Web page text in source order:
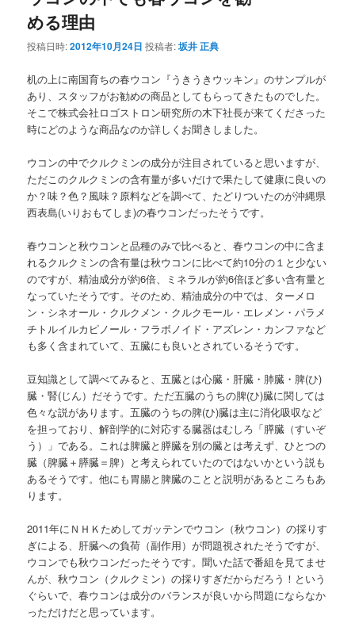
ゲ
ー
シ
ン
める理由
投稿日時:2012年10月24日 投稿者:坂井 正典
机の上に南国育ちの春ウコン『うきうきウッキン』のサンプルが
あり、スタッフがお勧めの商品としてもらってきたものでした。
そこで株式会社ロゴストロン研究所の木下社長が来てくださった
時にどのような商品なのか詳しくお聞きしました。
ウコンの中でクルクミンの成分が注目されていると思いますが、
ただこのクルクミンの含有量が多いだけで果たして健康に良いの
か？味？色？風味？原料などを調べて、たどりついたのが沖縄県
西表島(いりおもてしま)の春ウコンだったそうです。
春ウコンと秋ウコンと品種のみで比べると、春ウコンの中に含ま
れるクルクミンの含有量は秋ウコンに比べて約10分の１と少ない
のですが、精油成分が約6倍、ミネラルが約6倍ほど多い含有量と
なっていたそうです。そのため、精油成分の中では、ターメロ
ン・シネオール・クルクメン・クルクモール・エレメン・パラメ
チトルイルカピノール・フラボノイド・アズレン・カンファなど
も多く含まれていて、五臓にも良いとされているそうです。
豆知識として調べてみると、五臓とは心臓・肝臓・肺臓・脾(ひ)
臓・腎(じん）だそうです。ただ五臓のうちの脾(ひ)臓に関しては
色々な説があります。五臓のうちの脾(ひ)臓は主に消化吸収など
を担っており、解剖学的に対応する臓器はむしろ「膵臓（すいぞ
う）」である。これは脾臓と膵臓を別の臓とは考えず、ひとつの
臓（脾臓＋膵臓＝脾）と考えられていたのではないかという説も
あるそうです。他にも胃腸と脾臓のことと説明があるところもあ
ります。
2011年にＮＨＫためしてガッテンでウコン（秋ウコン）の採りす
ぎによる、肝臓への負荷（副作用）が問題視されたそうですが、
ウコンでも秋ウコンだったそうです。聞いた話で番組を見てませ
んが、秋ウコン（クルクミン）の採りすぎだからだろう！という
ぐらいで、春ウコンは成分のバランスが良いから問題にならなか
っただけだと思っています。